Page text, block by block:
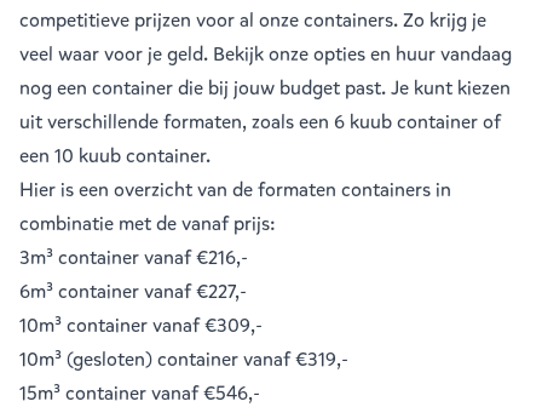
competitieve prijzen voor al onze containers. Zo krijg je
veel waar voor je geld. Bekijk onze opties en huur vandaag
nog een container die bij jouw budget past. Je kunt kiezen
uit verschillende formaten, zoals een 6 kuub containerof
een 10 kuub container.
Hier is een overzicht van de formaten containers in
combinatie met de vanaf prijs:
3m³ containervanaf €216,-
6m³ containervanaf €227,-
10m³ containervanaf €309,-
10m³ (gesloten) containervanaf €319,-
15m³ containervanaf €546,-